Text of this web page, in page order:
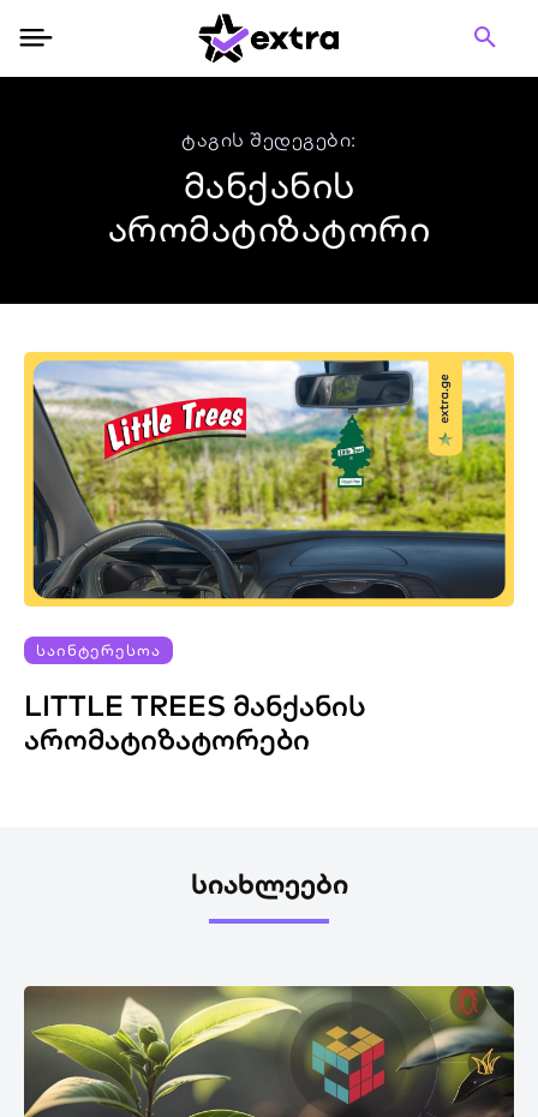
ტაგის შედეგები:
მანქანის
არომატიზატორი
ᲡᲐᲘᲜᲢᲔᲠᲔᲡᲝᲐ
LITTLE TREES ᲛᲐᲜᲥᲐᲜᲘᲡ
ᲐᲠᲝᲛᲐᲢᲘᲖᲐᲢᲝᲠᲔᲑᲘ
ᲡᲘᲐᲮᲚᲔᲔᲑᲘ